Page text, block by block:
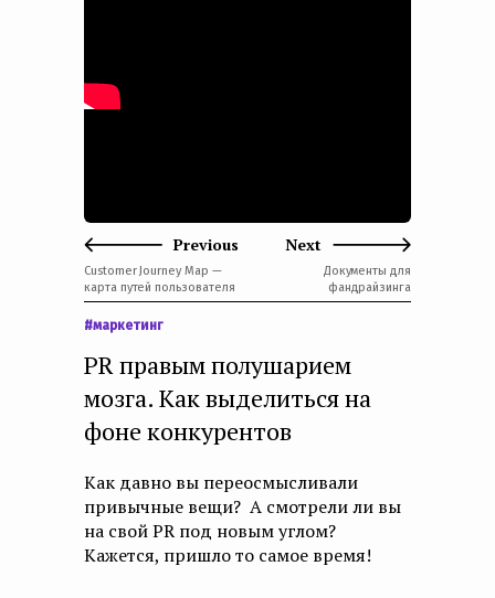
Previous
Customer Journey Map —
карта путей пользователя
Next
Документы для
фандрайзинга
#маркетинг
PR правым полушарием
мозга. Как выделиться на
фоне конкурентов
Как давно вы переосмысливали
привычные вещи? А смотрели ли вы
на свой PR под новым углом?
Кажется, пришло то самое время!